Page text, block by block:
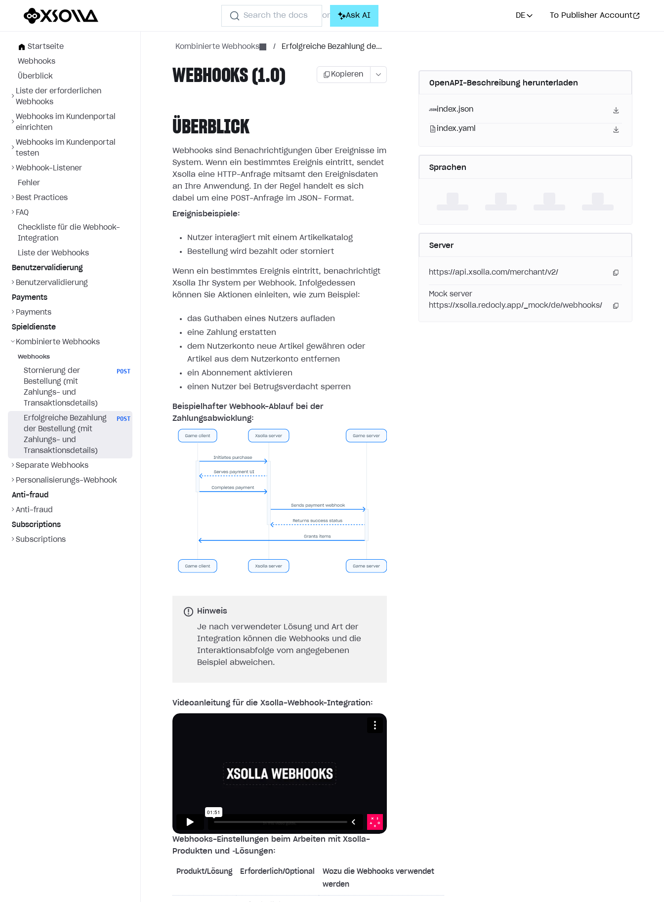
Search the docs or Ask AI DE To Publisher Account
Startseite
Webhooks
Überblick
Liste der erforderlichen
Webhooks
Webhooks im Kundenportal
einrichten
Webhooks im Kundenportal
testen
Webhook-Listener
Fehler
Best Practices
FAQ
Checkliste für die Webhook-
Integration
Liste der Webhooks
Benutzervalidierung
Benutzervalidierung
Payments
Payments
Spieldienste
Kombinierte Webhooks
Webhooks
Stornierung der
Bestellung (mit
Zahlungs- und
Transaktionsdetails)
POST
Erfolgreiche Bezahlung
der Bestellung (mit
Zahlungs- und
Transaktionsdetails)
POST
Separate Webhooks
Personalisierungs-Webhook
Anti-fraud
Anti-fraud
Subscriptions
Subscriptions
Kombinierte Webhooks / Erfolgreiche Bezahlung de...
WEBHOOKS (1.0) Kopieren
ÜBERBLICK
Webhooks sind Benachrichtigungen über Ereignisse im
System. Wenn ein bestimmtes Ereignis eintritt, sendet
Xsolla eine HTTP-Anfrage mitsamt den Ereignisdaten
an Ihre Anwendung. In der Regel handelt es sich
dabei um eine POST-Anfrage im JSON- Format.
Ereignisbeispiele:
Nutzer interagiert mit einem Artikelkatalog
Bestellung wird bezahlt oder storniert
Wenn ein bestimmtes Ereignis eintritt, benachrichtigt
Xsolla Ihr System per Webhook. Infolgedessen
können Sie Aktionen einleiten, wie zum Beispiel:
das Guthaben eines Nutzers aufladen
eine Zahlung erstatten
dem Nutzerkonto neue Artikel gewähren oder
Artikel aus dem Nutzerkonto entfernen
ein Abonnement aktivieren
einen Nutzer bei Betrugsverdacht sperren
Beispielhafter Webhook-Ablauf bei der
Zahlungsabwicklung:
Hinweis
Je nach verwendeter Lösung und Art der
Integration können die Webhooks und die
Interaktionsabfolge vom angegebenen
Beispiel abweichen.
Videoanleitung für die Xsolla-Webhook-Integration:
Webhooks-Einstellungen beim Arbeiten mit Xsolla-
Produkten und ‑Lösungen:
Produkt/Lösung Erforderlich/Optional
Wozu die Webhooks verwendet
werden
OpenAPI-Beschreibung herunterladen
index.json
index.yaml
Sprachen
Server
https://api.xsolla.com/merchant/v2/
Mock server
https://xsolla.redocly.app/_mock/de/webhooks/